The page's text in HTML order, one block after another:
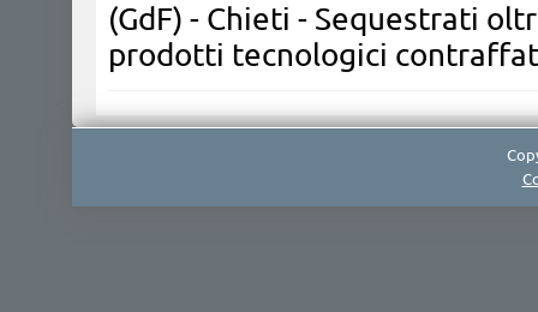
(GdF) - Chieti - Sequestrati
prodotti tecnologici